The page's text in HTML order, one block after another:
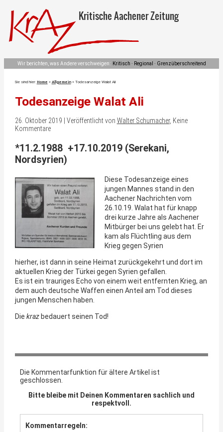
Kritische Aachener Zeitung
Wir berichten, was Andere verschweigen: Kritisch · Regional · Grenzüberschreitend
Sie sind hier: Home » Allgemein» Todesanzeige Walat Ali
Todesanzeige Walat Ali
26. Oktober 2019 | Veröffentlicht von Walter Schumacher, Keine
Kommentare
*11.2.1988 +17.10.2019 (Serekani,
Nordsyrien)
Diese Todesanzeige eines
jungen Mannes stand in den
Aachener Nachrichten vom
26.10.19. Walat hat für knapp
drei kurze Jahre als Aachener
Mitbürger bei uns gelebt hat. Er
kam als Flüchtling aus dem
Krieg gegen Syrien
hierher, ist dann in seine Heimat zurückgekehrt und dort im
aktuellen Krieg der Türkei gegen Syrien gefallen.
Es ist ein trauriges Echo von einem weit entfernten Krieg, an
dem auch deutsche Waffen einen Anteil am Tod dieses
jungen Menschen haben.
Die krazbedauert seinen Tod!
Die Kommentarfunktion für ältere Artikel ist
geschlossen.
Bitte bleibe mit Deinen Kommentaren sachlich und
respektvoll.
Kommentarregeln: